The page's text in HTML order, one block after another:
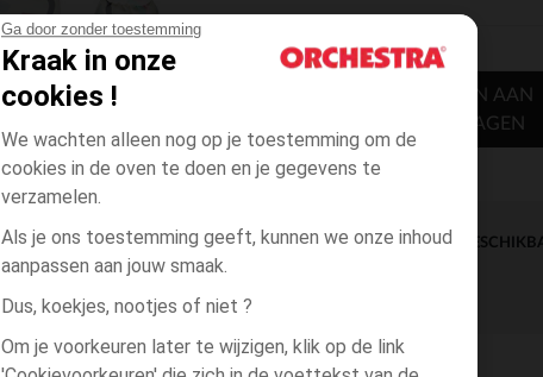
Ga door zonder toestemming
Kraak in onze
cookies !
We wachten alleen nog op je toestemming om de
cookies in de oven te doen en je gegevens te
verzamelen.
Als je ons toestemming geeft, kunnen we onze inhoud
aanpassen aan jouw smaak.
Dus, koekjes, nootjes of niet ?
Om je voorkeuren later te wijzigen, klik op de link
TOEVOEGEN AAN
WINKELWAGEN
DIRECTE